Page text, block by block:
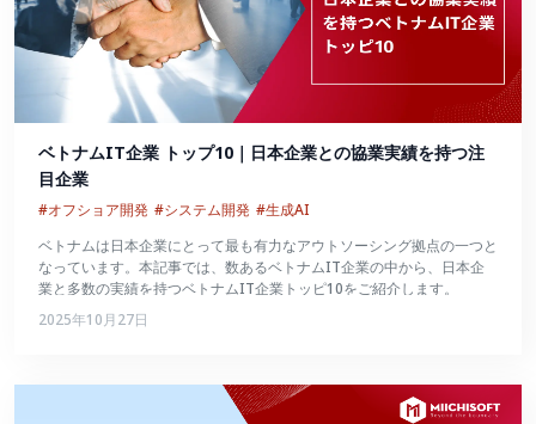
ベトナムIT企業 トップ10｜日本企業との協業実績を持つ注
目企業
#オフショア開発 #システム開発 #生成AI
ベトナムは日本企業にとって最も有力なアウトソーシング拠点の一つと
なっています。本記事では、数あるベトナムIT企業の中から、日本企
業と多数の実績を持つベトナムIT企業トッピ10をご紹介します。
2025年10月27日